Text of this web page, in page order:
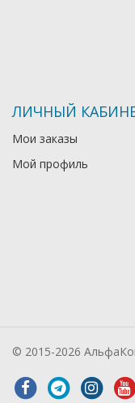
ЛИЧНЫЙ
Мои заказы
Мой профиль
© 2015-2026